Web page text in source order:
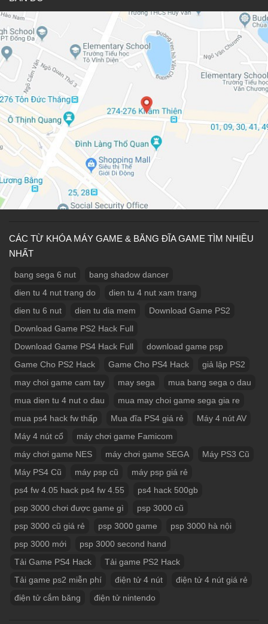
CÁC TỪ KHÓA MÁY GAME & BĂNG ĐĨA GAME TÌM NHIỀU
NHẤT
bang sega 6 nut
bang shadow dancer
dien tu 4 nut trang do
dien tu 4 nut xam trang
dien tu 6 nut
dien tu dia mem
Download Game PS2
Download Game PS2 Hack Full
Download Game PS4 Hack Full
download game psp
Game Cho PS2 Hack
Game Cho PS4 Hack
giả lập PS2
may choi game cam tay
may sega
mua bang sega o dau
mua dien tu 4 nut o dau
mua may choi game sega gia re
mua ps4 hack fw thấp
Mua đĩa PS4 giá rẻ
Máy 4 nút AV
Máy 4 nút cổ
máy chơi game Famicom
máy chơi game NES
máy chơi game SEGA
Máy PS3 Cũ
Máy PS4 Cũ
máy psp cũ
máy psp giá rẻ
ps4 fw 4.05 hack ps4 fw 4.55
ps4 hack 500gb
psp 3000 chơi được game gì
psp 3000 cũ
psp 3000 cũ giá rẻ
psp 3000 game
psp 3000 hà nội
psp 3000 mới
psp 3000 second hand
Tải Game PS4 Hack
Tải game PS2 Hack
Tải game ps2 miễn phí
điện tử 4 nút
điện tử 4 nút giá rẻ
điện tử cắm băng
điện tử nintendo